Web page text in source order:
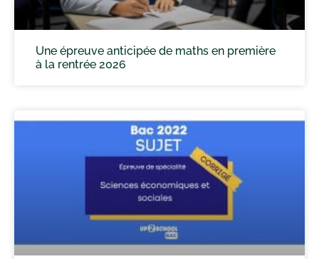
Une épreuve anticipée de maths en première
à la rentrée 2026